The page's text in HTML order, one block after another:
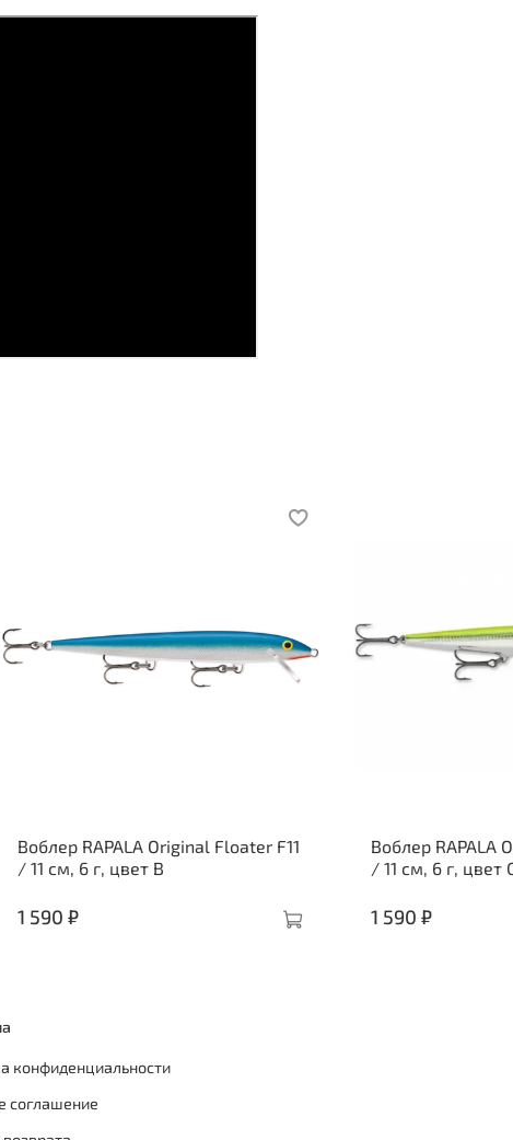
Воблер RAPALA Original Floater F11
/ 11 см, 6 г, цвет B
1 590 ₽
Воблер RAPALA
/ 11 см, 6 г, цвет
1 590 ₽
конфиденциальности
соглашение